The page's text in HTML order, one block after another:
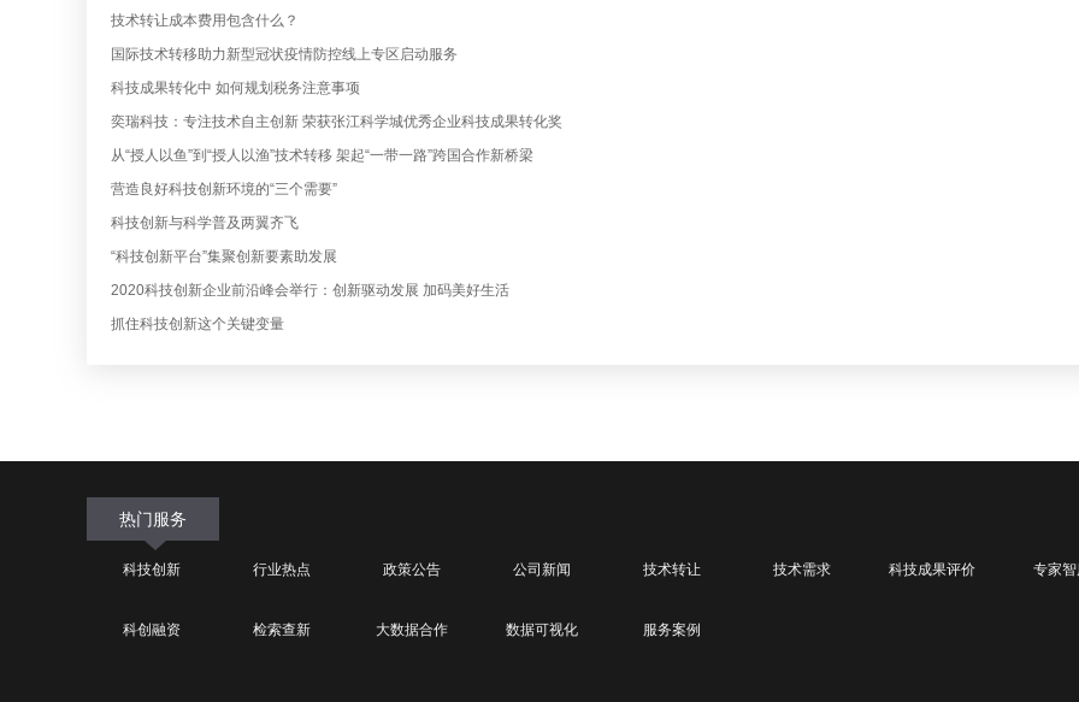
技术转让成本费用包含什么？
国际技术转移助力新型冠状疫情防控线上专区启动服务
科技成果转化中 如何规划税务注意事项
奕瑞科技：专注技术自主创新 荣获张江科学城优秀企业科技成果转化奖
从“授人以鱼”到“授人以渔”技术转移 架起“一带一路”跨国合作新桥梁
营造良好科技创新环境的“三个需要”
科技创新与科学普及两翼齐飞
“科技创新平台”集聚创新要素助发展
2020科技创新企业前沿峰会举行：创新驱动发展 加码美好生活
抓住科技创新这个关键变量
热门服务
科技创新 行业热点 政策公告 公司新闻 技术转让 技术需求 科技成果评价 专家
科创融资 检索查新 大数据合作 数据可视化 服务案例